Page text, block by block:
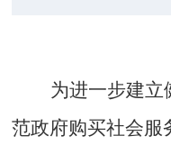
为进一步建立
范政府购买社会服